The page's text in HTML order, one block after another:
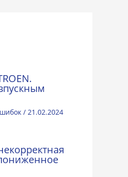
/21.02.2024